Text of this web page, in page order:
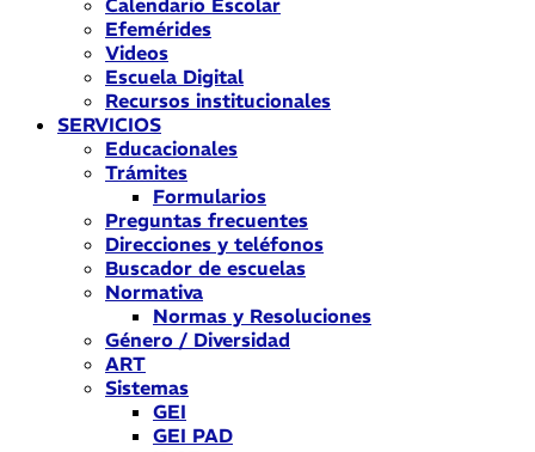
Calendario Escolar
Efemérides
Videos
Escuela Digital
Recursos institucionales
SERVICIOS
Educacionales
Trámites
Formularios
Preguntas frecuentes
Direcciones y teléfonos
Buscador de escuelas
Normativa
Normas y Resoluciones
Género / Diversidad
ART
Sistemas
GEI
GEI PAD